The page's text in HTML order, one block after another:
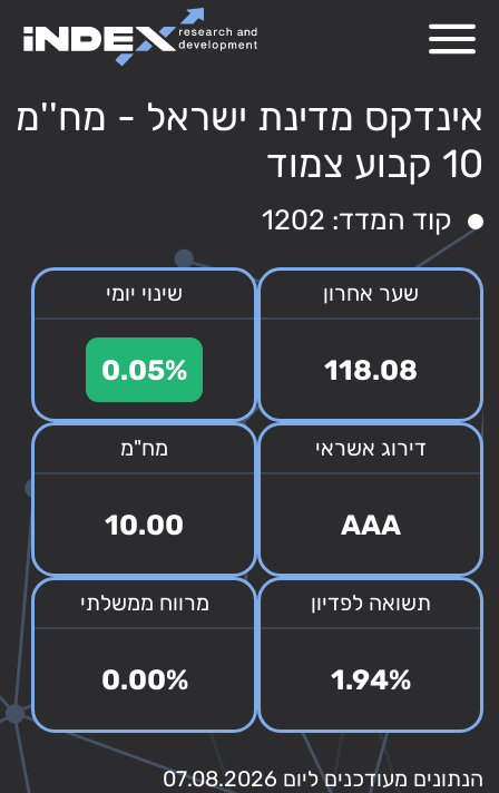
אינדקס מדינת ישראל - מח''מ
10 קבוע צמוד
קוד המדד: 1202
שער אחרון
118.08
שינוי יומי
0.05%
דירוג אשראי
AAA
מח"מ
10.00
תשואה לפדיון
1.94%
מרווח ממשלתי
0.00%
הנתונים מעודכנים ליום 07.08.2026